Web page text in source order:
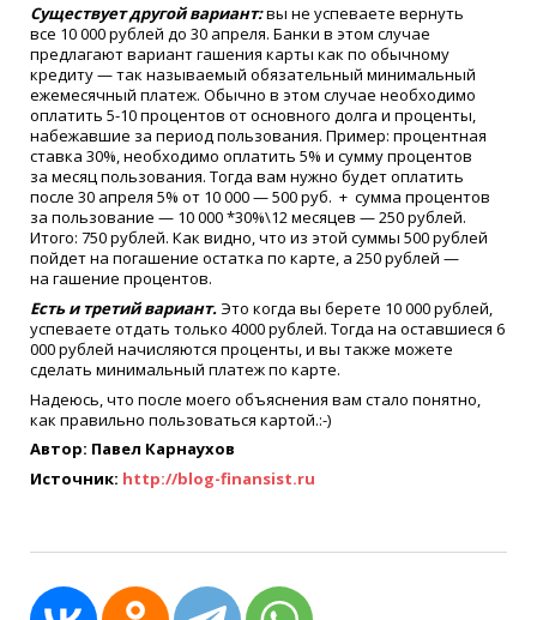
Существует другой вариант:вы не успеваете вернуть
все 10 000 рублей до 30 апреля. Банки в этом случае
предлагают вариант гашения карты как по обычному
кредиту — так называемый обязательный минимальный
ежемесячный платеж. Обычно в этом случае необходимо
оплатить 5-10 процентов от основного долга и проценты,
набежавшие за период пользования. Пример: процентная
ставка 30%, необходимо оплатить 5% и сумму процентов
за месяц пользования. Тогда вам нужно будет оплатить
после 30 апреля 5% от 10 000 — 500 руб. + сумма процентов
за пользование — 10 000 *30%\12 месяцев — 250 рублей.
Итого: 750 рублей. Как видно, что из этой суммы 500 рублей
пойдет на погашение остатка по карте, а 250 рублей —
на гашение процентов.
Есть и третий вариант.Это когда вы берете 10 000 рублей,
успеваете отдать только 4000 рублей. Тогда на оставшиеся 6
000 рублей начисляются проценты, и вы также можете
сделать минимальный платеж по карте.
Надеюсь, что после моего объяснения вам стало понятно,
как правильно пользоваться картой.:-)
Автор: Павел Карнаухов
Источник: http://blog-finansist.ru